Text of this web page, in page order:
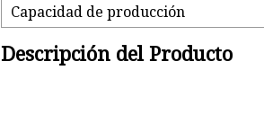
Capacidad de producción
Descripción del Producto